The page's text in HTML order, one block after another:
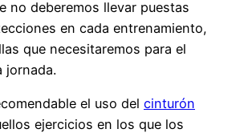
no deberemos llevar puestas
en cada entrenamiento,
que necesitaremos para el
jornada.
el uso del cinturón
ejercicios en los que los